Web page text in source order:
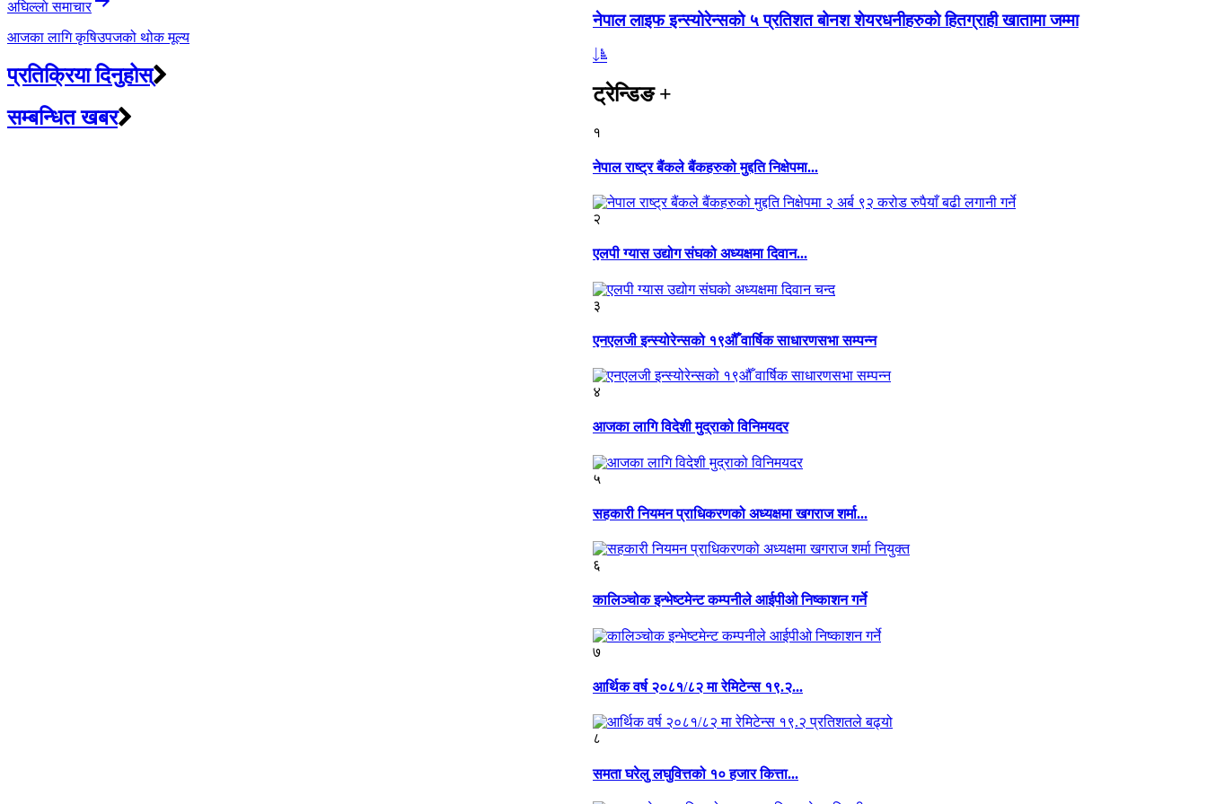
नेपाल लाइफ इन्स्योरेन्सको ५ प्रतिशत बोनश शेयरधनीहरुको हितग्राही खातामा जम्मा
ट्रेन्डिङ+
१
नेपाल राष्ट्र बैंकले बैंकहरुको मुद्दति निक्षेपमा...
२
एलपी ग्यास उद्योग संघको अध्यक्षमा दिवान...
३
एनएलजी इन्स्योरेन्सको १९औँ वार्षिक साधारणसभा सम्पन्न
४
आजका लागि विदेशी मुद्राको विनिमयदर
५
सहकारी नियमन प्राधिकरणको अध्यक्षमा खगराज शर्मा...
६
कालिञ्चोक इन्भेष्टमेन्ट कम्पनीले आईपीओ निष्काशन गर्ने
७
आर्थिक वर्ष २०८१/८२ मा रेमिटेन्स १९.२...
८
समता घरेलु लघुवित्तको १० हजार कित्ता...
अघिल्लाे समाचार
आजका लागि कृषिउपजको थोक मूल्य
प्रतिक्रिया दिनुहोस्
सम्बन्धित खबर